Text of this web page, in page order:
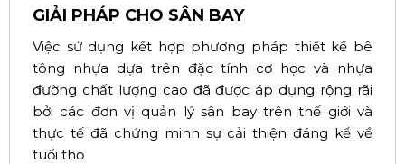
GIẢI PHÁP CHO SÂN BAY
Việc sử dụng kết hợp phương pháp thiết kế bê
tông nhựa dựa trên đặc tính cơ học và nhựa
đường chất lượng cao đã được áp dụng rộng rãi
bởi các đơn vị quản lý sân bay trên thế giới và
thực tế đã chứng minh sự cải thiện đáng kể về
tuổi thọ